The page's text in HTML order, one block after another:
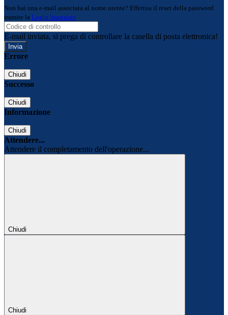
Non hai una e-mail associata al nome utente? Effettua il reset della password
tramite la Login Spaggiari
E-mail inviata, si prega di controllare la casella di posta elettronica!
Errore
Chiudi
Successo
Chiudi
Informazione
Chiudi
Attendere...
Attendere il completamento dell'operazione...
Chiudi
Chiudi